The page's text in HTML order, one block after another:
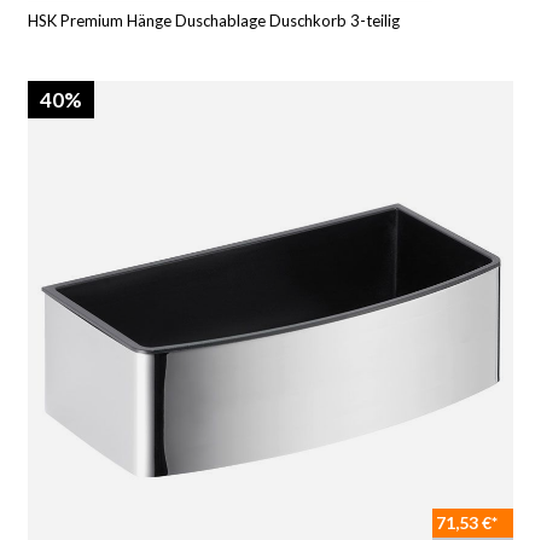
HSK Premium Hänge Duschablage Duschkorb 3-teilig
40%
71,53 €*